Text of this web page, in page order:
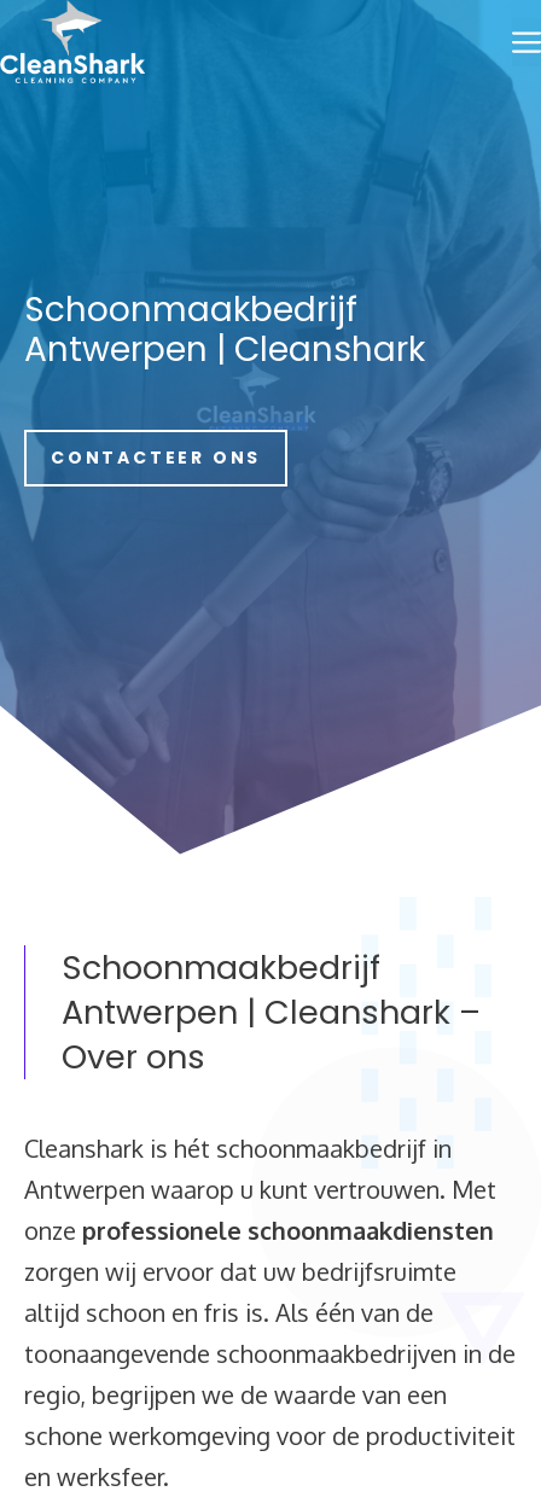
Skip
to
content
Schoonmaakbedrijf
Antwerpen | Cleanshark
CONTACTEER ONS
Schoonmaakbedrijf
Antwerpen | Cleanshark –
Over ons
Cleanshark is hét schoonmaakbedrijf in
Antwerpen waarop u kunt vertrouwen. Met
onze professionele schoonmaakdiensten
zorgen wij ervoor dat uw bedrijfsruimte
altijd schoon en fris is. Als één van de
toonaangevende schoonmaakbedrijven in de
regio, begrijpen we de waarde van een
schone werkomgeving voor de productiviteit
en werksfeer.